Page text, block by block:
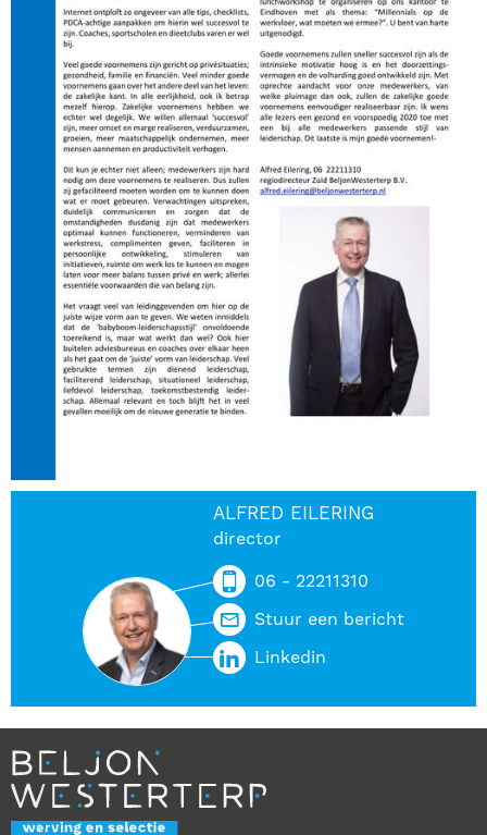
ALFRED EILERING
director
06 - 22211310
Stuur een bericht
Linkedin